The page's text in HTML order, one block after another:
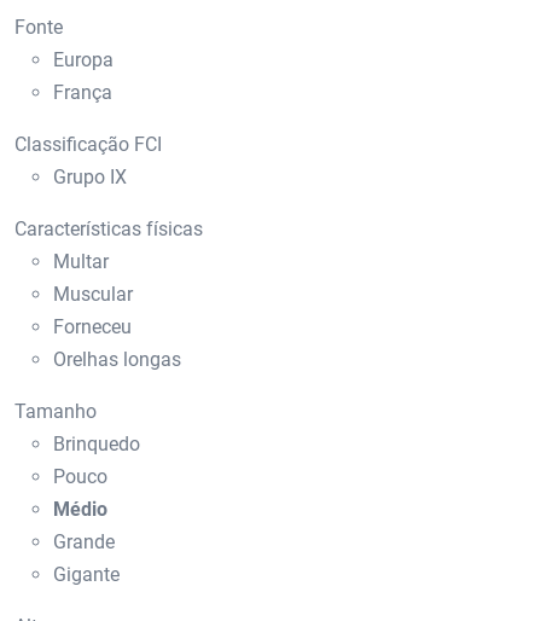
Fonte
Europa
França
Classificação FCI
Grupo IX
Características físicas
Multar
Muscular
Forneceu
Orelhas longas
Tamanho
Brinquedo
Pouco
Médio
Grande
Gigante